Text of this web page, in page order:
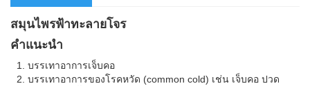
สมุนไพรฟ้าทะลายโจร
คำแนะนำ
บรรเทาอาการเจ็บคอ
บรรเทาอาการของโรคหวัด (common cold) เช่น เจ็บคอ ปวด